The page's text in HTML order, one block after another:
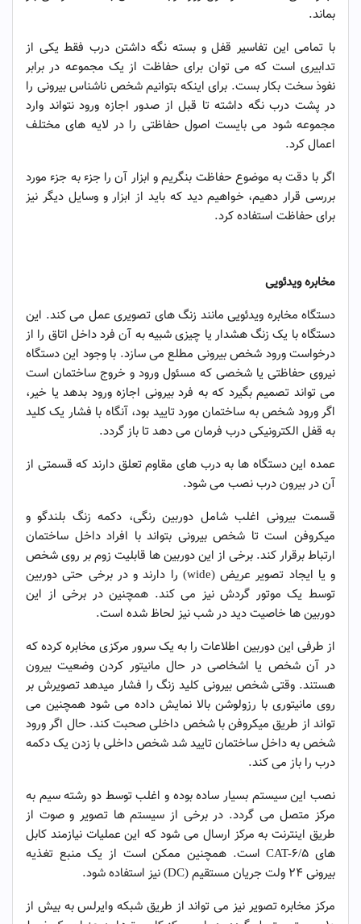
بماند.
با تمامی این تفاسیر قفل و بسته نگه داشتن درب فقط یکی از
تدابیری است که می توان برای حفاظت از یک مجموعه در برابر
نفوذ سخت بکار بست. برای اینکه بتوانیم شخص ناشناس بیرونی را
در پشت درب نگه داشته تا قبل از صدور اجازه ورود نتواند وارد
مجموعه شود می بایست اصول حفاظتی را در لایه های مختلف
اعمال کرد.
اگر با دقت به موضوع حفاظت بنگریم و ابزار آن را جزء به جزء مورد
بررسی قرار دهیم، خواهیم دید که باید از ابزار و وسایل دیگر نیز
برای حفاظت استفاده کرد.
مخابره ویدئویی
دستگاه مخابره ویدئویی مانند زنگ های تصویری عمل می کند. این
دستگاه با یک زنگ هشدار یا چیزی شبیه به آن فرد داخل اتاق را از
درخواست ورود شخص بیرونی مطلع می سازد. با وجود این دستگاه
نیروی حفاظتی یا شخصی که مسئول ورود و خروج ساختمان است
می تواند تصمیم بگیرد که به فرد بیرونی اجازه ورود بدهد یا خیر،
اگر ورود شخص به ساختمان مورد تایید بود، آنگاه با فشار یک کلید
به قفل الکترونیکی درب فرمان می دهد تا باز گردد.
عمده این دستگاه ها به درب های مقاوم تعلق دارند که قسمتی از
آن در بیرون درب نصب می شود.
قسمت بیرونی اغلب شامل دوربین رنگی، دکمه زنگ بلندگو و
میکروفن است تا شخص بیرونی بتواند با افراد داخل ساختمان
ارتباط برقرار کند. برخی از این دوربین ها قابلیت زوم بر روی شخص
و یا ایجاد تصویر عریض (wide) را دارند و در برخی حتی دوربین
توسط یک موتور گردش نیز می کند. همچنین در برخی از این
دوربین ها خاصیت دید در شب نیز لحاظ شده است.
از طرفی این دوربین اطلاعات را به یک سرور مرکزی مخابره کرده که
در آن شخص یا اشخاصی در حال مانیتور کردن وضعیت بیرون
هستند. وقتی شخص بیرونی کلید زنگ را فشار میدهد تصویرش بر
روی مانیتوری با رزولوشن بالا نمایش داده می شود همچنین می
تواند از طریق میکروفن با شخص داخلی صحبت کند. حال اگر ورود
شخص به داخل ساختمان تایید شد شخص داخلی با زدن یک دکمه
درب را باز می کند.
نصب این سیستم بسیار ساده بوده و اغلب توسط دو رشته سیم به
مرکز متصل می گردد. در برخی از سیستم ها تصویر و صوت از
طریق اینترنت به مرکز ارسال می شود که این عملیات نیازمند کابل
های CAT-۶/۵ است. همچنین ممکن است از یک منبع تغذیه
بیرونی ۲۴ ولت جریان مستقیم (DC) نیز استفاده شود.
مرکز مخابره تصویر نیز می تواند از طریق شبکه وایرلس به بیش از